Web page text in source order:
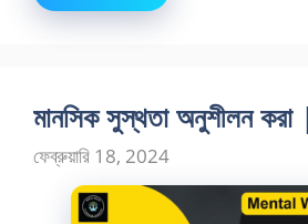
মানসিক সুস্থতা অনুশীলন করা
ফেব্রুয়ারি 18, 2024